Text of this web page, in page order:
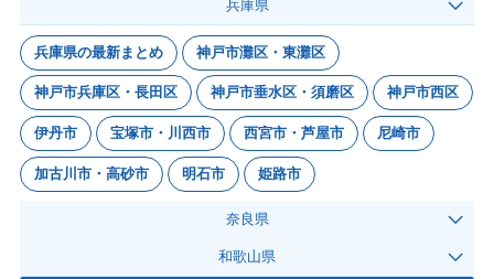
兵庫県
兵庫県の最新まとめ 神戸市灘区・東灘区
神戸市兵庫区・長田区 神戸市垂水区・須磨区 神戸市西区
伊丹市 宝塚市・川西市 西宮市・芦屋市 尼崎市
加古川市・高砂市 明石市 姫路市
奈良県
和歌山県